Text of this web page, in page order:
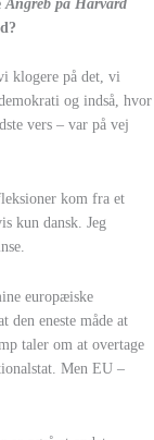
Angreb på Harvard
klogere på det, vi
og indså, hvor
vers – var på vej
kom fra et
kun dansk. Jeg
europæiske
den eneste måde at
taler om at overtage
Men EU –